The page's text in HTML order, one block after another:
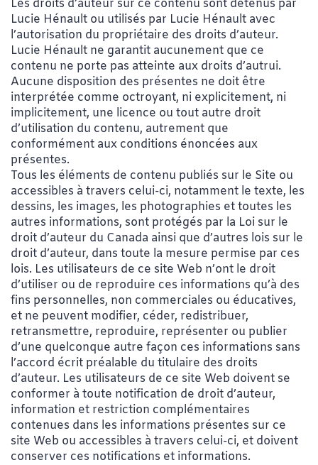
Les droits d’auteur sur ce contenu sont détenus par
Lucie Hénault ou utilisés par Lucie Hénault avec
l’autorisation du propriétaire des droits d’auteur.
Lucie Hénault ne garantit aucunement que ce
contenu ne porte pas atteinte aux droits d’autrui.
Aucune disposition des présentes ne doit être
interprétée comme octroyant, ni explicitement, ni
implicitement, une licence ou tout autre droit
d’utilisation du contenu, autrement que
conformément aux conditions énoncées aux
présentes.
Tous les éléments de contenu publiés sur le Site ou
accessibles à travers celui-ci, notamment le texte, les
dessins, les images, les photographies et toutes les
autres informations, sont protégés par la Loi sur le
droit d’auteur du Canada ainsi que d’autres lois sur le
droit d’auteur, dans toute la mesure permise par ces
lois. Les utilisateurs de ce site Web n’ont le droit
d’utiliser ou de reproduire ces informations qu’à des
fins personnelles, non commerciales ou éducatives,
et ne peuvent modifier, céder, redistribuer,
retransmettre, reproduire, représenter ou publier
d’une quelconque autre façon ces informations sans
l’accord écrit préalable du titulaire des droits
d’auteur. Les utilisateurs de ce site Web doivent se
conformer à toute notification de droit d’auteur,
information et restriction complémentaires
contenues dans les informations présentes sur ce
site Web ou accessibles à travers celui-ci, et doivent
conserver ces notifications et informations.